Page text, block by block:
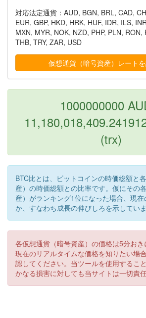
対応法定通貨：AUD, BGN, BRL, CAD,
EUR, GBP, HKD, HRK, HUF, IDR, ILS,
MXN, MYR, NOK, NZD, PHP, PLN, RON,
THB, TRY, ZAR, USD
1000000000
(trx)
BTC比とは、ビットコインの時価総額と
産）の時価総額との比率です。仮にその
産）がランキング1位になった場合、現
か、すなわち成長の伸びしろを示していま
各仮想通貨（暗号資産）の価格は5分おき
現在のリアルタイムな価格を知りたい場
認してください。当ツールを使用するこ
かなる損害に対しても当サイトは一切責